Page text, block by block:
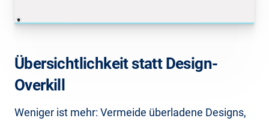
Übersichtlichkeit statt Design-
Overkill
Weniger ist mehr: Vermeide überladene Designs,